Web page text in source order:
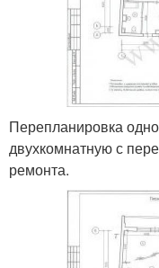
Перепланировка
двухкомнатную с
ремонта.